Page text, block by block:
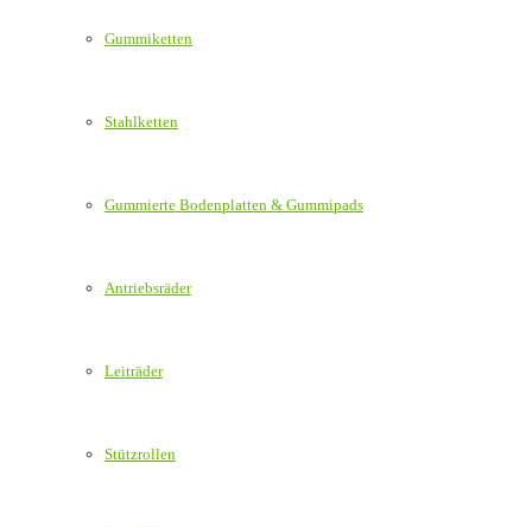
Gummiketten
Stahlketten
Gummierte Bodenplatten & Gummipads
Antriebsräder
Leiträder
Stützrollen